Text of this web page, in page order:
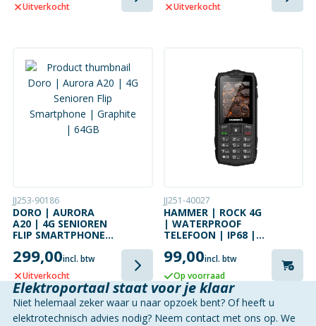
Uitverkocht Uitverkocht
JJ253-90186
DORO | AURORA
A20 | 4G SENIOREN
FLIP SMARTPHONE |
299,00incl. btw
Uitverkocht
JJ251-40027
HAMMER | ROCK 4G
| WATERPROOF
TELEFOON | IP68 |
WATERPROOF |
99,00incl. btw
Op voorraad
Elektroportaal staat voor je klaar
Niet helemaal zeker waar u naar opzoek bent? Of heeft u
elektrotechnisch advies nodig? Neem contact met ons op. We